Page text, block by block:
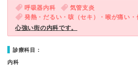
呼吸器内科
気管支炎
発熱・だるい・咳（セキ）・喉が痛い・
心強い街の内科です。
診療科目：
内科